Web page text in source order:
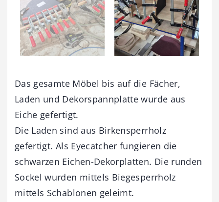
Das gesamte Möbel bis auf die Fächer,
Laden und Dekorspannplatte wurde aus
Eiche gefertigt.
Die Laden sind aus Birkensperrholz
gefertigt. Als Eyecatcher fungieren die
schwarzen Eichen-Dekorplatten. Die runden
Sockel wurden mittels Biegesperrholz
mittels Schablonen geleimt.